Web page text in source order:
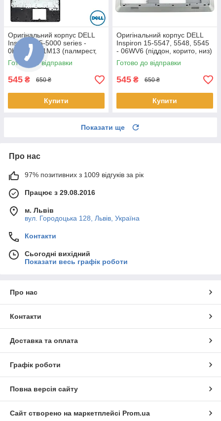
Оригінальний корпус DELL
Inspiron 15-5000 series -
0K1M13, K1M13 (палмрест,
топкейс, верх)
Готово до відправки
545 ₴ 650 ₴
Купити
Оригінальний корпус DELL
Inspiron 15-5547, 5548, 5545
- 06WV6 (піддон, корито, низ)
Готово до відправки
545 ₴ 650 ₴
Купити
Показати ще
Про нас
97% позитивних з 1009 відгуків за рік
Працює з 29.08.2016
м. Львів
вул. Городоцька 128, Львів, Україна
Контакти
Сьогодні вихідний
Показати весь графік роботи
Про нас
Контакти
Доставка та оплата
Графік роботи
Повна версія сайту
Сайт створено на маркетплейсі Prom.ua